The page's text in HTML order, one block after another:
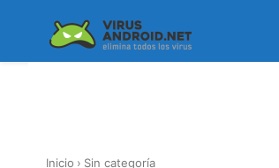
content
Inicio › Sin categoría